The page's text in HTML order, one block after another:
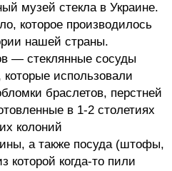
музей стекла в Украине.
которое производилось
нашей страны.
— стеклянные сосуды
использовали
браслетов, перстней
в 1-2 столетиях
колоний
а также посуда (штофы,
которой когда-то пили